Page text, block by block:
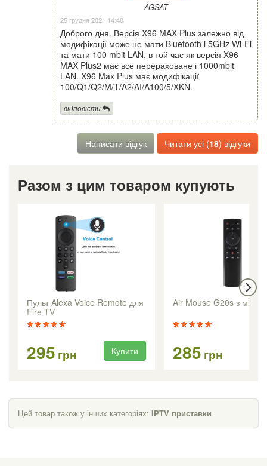
AGSAT
25 грудня 2021 14:40
Доброго дня. Версія X96 MAX Plus залежно від
модифікації може не мати Bluetooth i 5GHz Wi-Fi
та мати 100 mbit LAN, в той час як версія X96
MAX Plus2 має все перераховане і 1000mbit
LAN. X96 Max Plus має модифікації
100/Q1/Q2/M/T/A2/AI/A100/5/XKN.
відповісти
Написати відгук Читати усі (18) відгуки
Разом з цим товаром купують
Пульт Alexa Voice Remote для
Fire TV
295 грн Купити
Air Mouse G20s з
285 грн
Цей товар також у інших категоріях: IPTV приставки